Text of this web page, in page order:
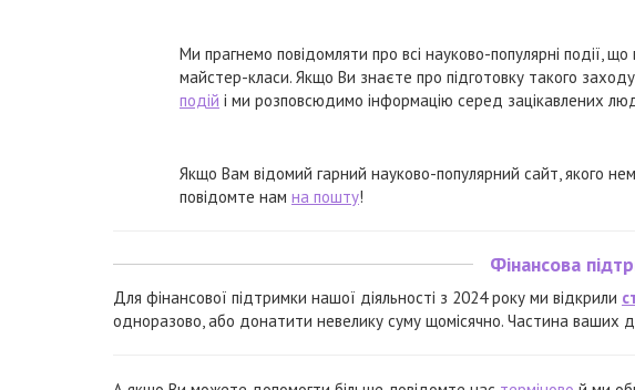
Ми прагнемо повідомляти про всі науково-популярні події, що
майстер-класи. Якщо Ви знаєте про підготовку такого
подій і ми розповсюдимо інформацію серед зацікавлених
Якщо Вам відомий гарний науково-популярний сайт, якого
повідомте нам на пошту!
Фінансова
Для фінансової підтримки нашої діяльності з 2024 року ми відкрили
одноразово, або донатити невелику суму щомісячно. Частина ваших